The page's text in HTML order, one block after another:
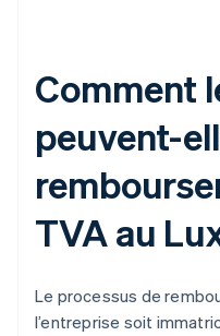
Comment
peuvent-
TVA au
Le processus de
l’entreprise soit